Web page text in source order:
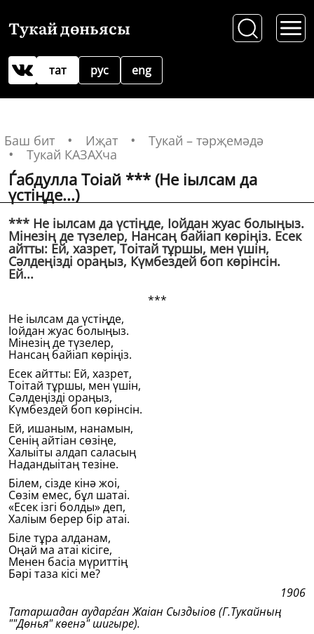
Тукай дөньясы
рус
тат eng
Баш бит Иҗат
Тукай – тәрҗемәдә
Тукай КАЗАХча
Ѓабдулла Тоіай *** (Не іылсам да
үстiңде...)
*** Не іылсам да үстiңде, Іойдан жуас болыңыз.
Мiнезiң де түзелер, Нансаң байіап көрiңiз. Есек
айтты: Ей, хазрет, Тоітай тұршы, мен үшiн,
Сәлдеңiздi ораңыз, Күмбездей боп көрiнсiн.
Ей...
***
Не іылсам да үстiңде,
Іойдан жуас болыңыз.
Мiнезiң де түзелер,
Нансаң байіап көрiңiз.
Есек айтты: Ей, хазрет,
Тоітай тұршы, мен үшiн,
Сәлдеңiздi ораңыз,
Күмбездей боп көрiнсiн.
Ей, ишаным, нанамын,
Сенiң айтіан сөзiңе,
Халыіты алдап саласың
Надандыітаң тезiне.
Бiлем, сiзде кiнә жоі,
Сөзiм емес, бұл шатаі.
«Есек iзгi болды» деп,
Халіым берер бiр атаі.
Бiле тұра алданам,
Оңай ма атаі кiсiге,
Менен басіа мүриттiң
Бәрi таза кiсi ме?
1906
Татаршадан аударѓан Жаіан Сыздыіов (Г.Тукайның
""Дөнья" көенә" шигыре).